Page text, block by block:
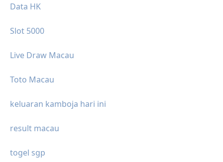
Data HK
Slot 5000
Live Draw Macau
Toto Macau
keluaran kamboja hari ini
result macau
togel sgp